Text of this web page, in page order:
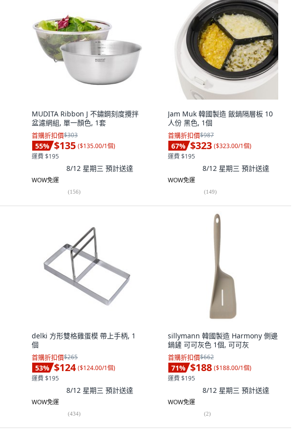
MUDITA Ribbon J 不鏽鋼刻度攪拌
盆濾網組, 單一顏色, 1套
首購折扣價$303
55% $135 ($135.00/1個)
運費 $195
8/12 星期三 預計送達
WOW免運
(156)
Jam Muk 韓國製造 飯鍋隔層板 10
人份 黑色, 1個
首購折扣價$987
67% $323 ($323.00/1個)
運費 $195
8/12 星期三 預計送達
WOW免運
(149)
delki 方形雙格雞蛋模 帶上手柄, 1
個
首購折扣價$265
53% $124 ($124.00/1個)
運費 $195
8/12 星期三 預計送達
WOW免運
(434)
sillymann 韓國製造 Harmony 側邊
鍋鏟 可可灰色 1個, 可可灰
首購折扣價$662
71% $188 ($188.00/1個)
運費 $195
8/12 星期三 預計送達
WOW免運
(2)